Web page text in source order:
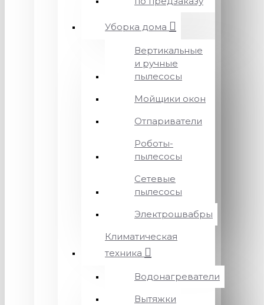
Уборка дома
Вертикальные
и ручные
пылесосы
Мойщики окон
Отпариватели
Роботы-
пылесосы
Сетевые
пылесосы
Электрошвабры
Климатическая
техника
Водонагреватели
Вытяжки